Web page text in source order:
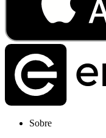
Sobre